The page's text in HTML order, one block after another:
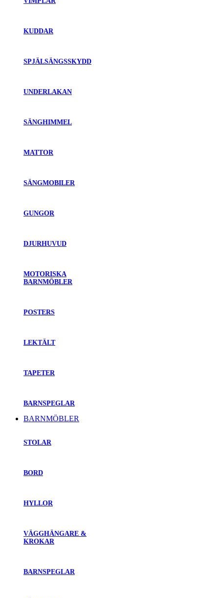
KUDDAR
SPJÄLSÄNGSSKYDD
UNDERLAKAN
SÄNGHIMMEL
MATTOR
SÄNGMOBILER
GUNGOR
DJURHUVUD
MOTORISKA
BARNMÖBLER
POSTERS
LEKTÄLT
TAPETER
BARNSPEGLAR
BARNMÖBLER
STOLAR
BORD
HYLLOR
VÄGGHÄNGARE &
KROKAR
BARNSPEGLAR